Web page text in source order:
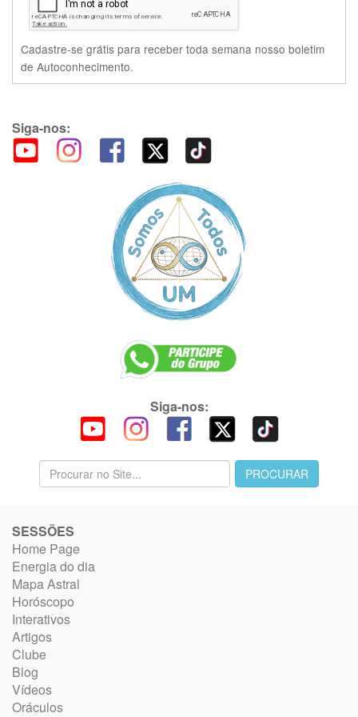
Cadastre-se grátis para receber toda semana nosso boletim
de Autoconhecimento.
Siga-nos:
Siga-nos:
SESSÕES
Home Page
Energia do dia
Mapa Astral
Horóscopo
Interativos
Artigos
Clube
Blog
Vídeos
Oráculos